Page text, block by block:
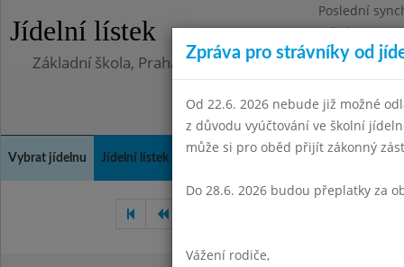
Jídelní lístek
Poslední
Středa
Základní škola, Praha 4, Na Líše 16
Vybrat jídelnu Jídelní lístek Kontakty a informace
Zpráva pro strávníky od
Od 22.6. 2026 nebude již možné
z důvodu vyúčtování ve školní
může si pro oběd přijít zákonný
Do 28.6. 2026 budou přeplatky za
Vážení rodiče,